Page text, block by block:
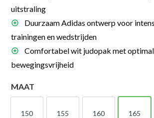
uitstraling
Duurzaam Adidas ontwerp voor
trainingen en wedstrijden
Comfortabel wit judopak met
bewegingsvrijheid
MAAT
150 155 160 165